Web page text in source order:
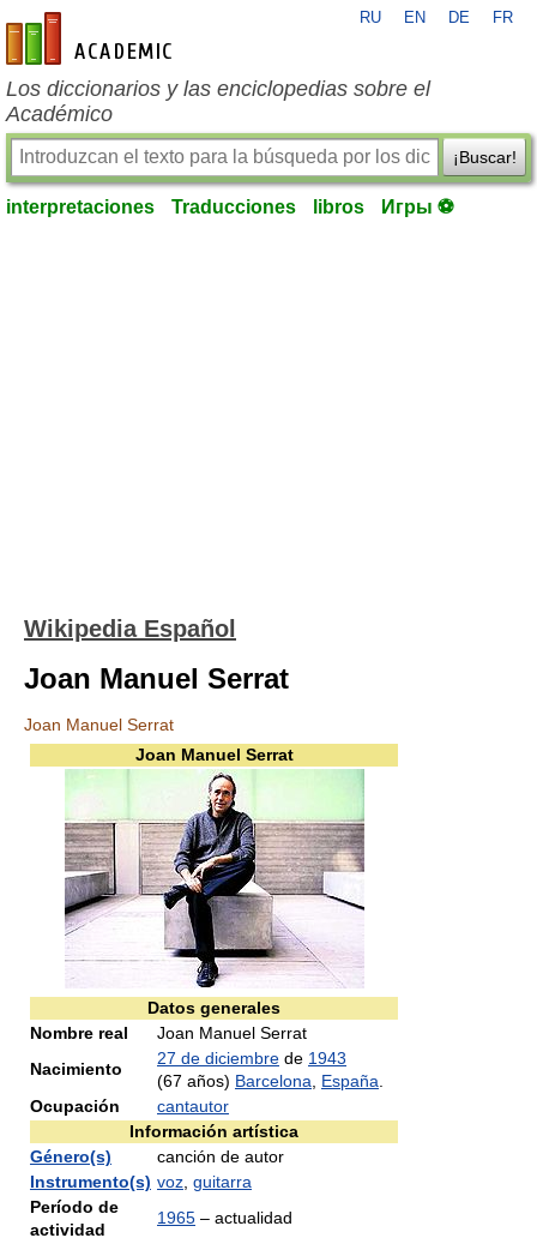
es-academic.com
RU EN DE FR
Los diccionarios y las enciclopedias sobre el
Académico
¡Buscar!
interpretaciones Traducciones libros Игры ⚽
Wikipedia Español
Joan Manuel Serrat
Joan Manuel Serrat
Joan Manuel Serrat
Datos generales
Nombre real
Joan Manuel Serrat
Nacimiento
27 de diciembre de 1943
(67 años) Barcelona España
Ocupación
cantautor
Información artística
Género(s)
canción de autor
Instrumento(s) voz guitarra
Período de
actividad
1965 – actualidad